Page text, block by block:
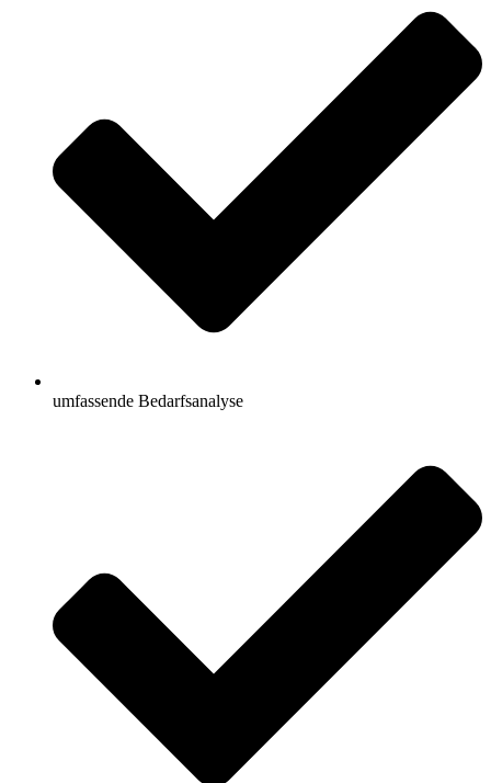
umfassende Bedarfsanalyse